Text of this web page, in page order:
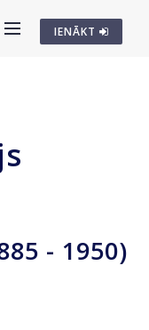
IENĀKT
- 1950)